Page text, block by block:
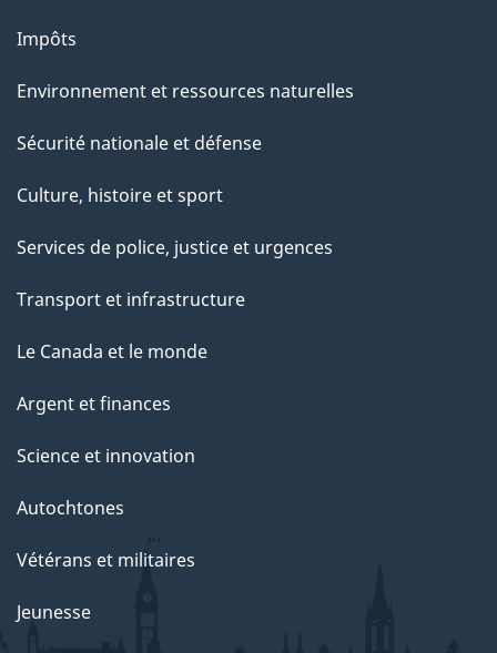
Impôts
Environnement et ressources naturelles
Sécurité nationale et défense
Culture, histoire et sport
Services de police, justice et urgences
Transport et infrastructure
Le Canada et le monde
Argent et finances
Science et innovation
Autochtones
Vétérans et militaires
Jeunesse